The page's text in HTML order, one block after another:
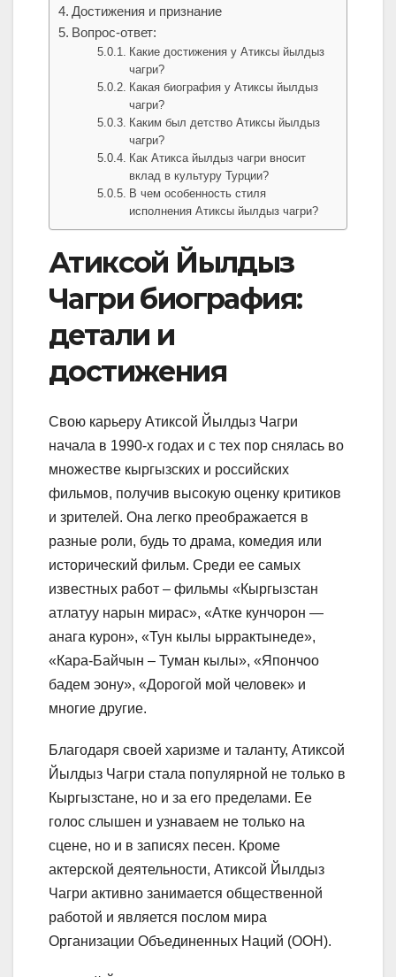
Достижения и признание
Вопрос-ответ:
Какие достижения у Атиксы йылдыз
чагри?
Какая биография у Атиксы йылдыз
чагри?
Каким был детство Атиксы йылдыз
чагри?
Как Атикса йылдыз чагри вносит
вклад в культуру Турции?
В чем особенность стиля
исполнения Атиксы йылдыз чагри?
Атиксой Йылдыз
Чагри биография:
детали и
достижения
Свою карьеру Атиксой Йылдыз Чагри
начала в 1990-х годах и с тех пор снялась во
множестве кыргызских и российских
фильмов, получив высокую оценку критиков
и зрителей. Она легко преображается в
разные роли, будь то драма, комедия или
исторический фильм. Среди ее самых
известных работ – фильмы «Кыргызстан
атлатуу нарын мирас», «Атке кунчорон —
анага курон», «Тун кылы ыррактынеде»,
«Кара-Байчын – Туман кылы», «Япончоо
бадем эону», «Дорогой мой человек» и
многие другие.
Благодаря своей харизме и таланту, Атиксой
Йылдыз Чагри стала популярной не только в
Кыргызстане, но и за его пределами. Ее
голос слышен и узнаваем не только на
сцене, но и в записях песен. Кроме
актерской деятельности, Атиксой Йылдыз
Чагри активно занимается общественной
работой и является послом мира
Организации Объединенных Наций (ООН).